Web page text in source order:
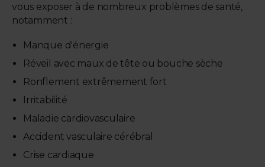
vous exposer à de nombreux problèmes de santé,
notamment :
Manque d'énergie
Réveil avec maux de tête ou bouche sèche
Ronflement extrêmement fort
Irritabilité
Maladie cardiovasculaire
Accident vasculaire cérébral
Crise cardiaque